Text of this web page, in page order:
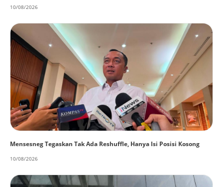
10/08/2026
Mensesneg Tegaskan Tak Ada Reshuffle, Hanya Isi Posisi Kosong
10/08/2026